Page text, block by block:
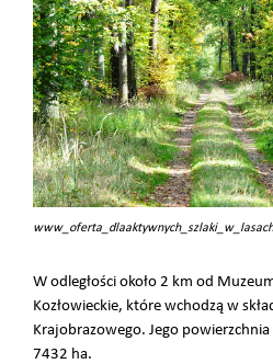
W odległości około 2 km od
Kozłowieckie, które wchodzą w
Krajobrazowego. Jego
7432 ha.